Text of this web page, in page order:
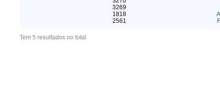
3269
1818
2561
Tem 5 resultados no total